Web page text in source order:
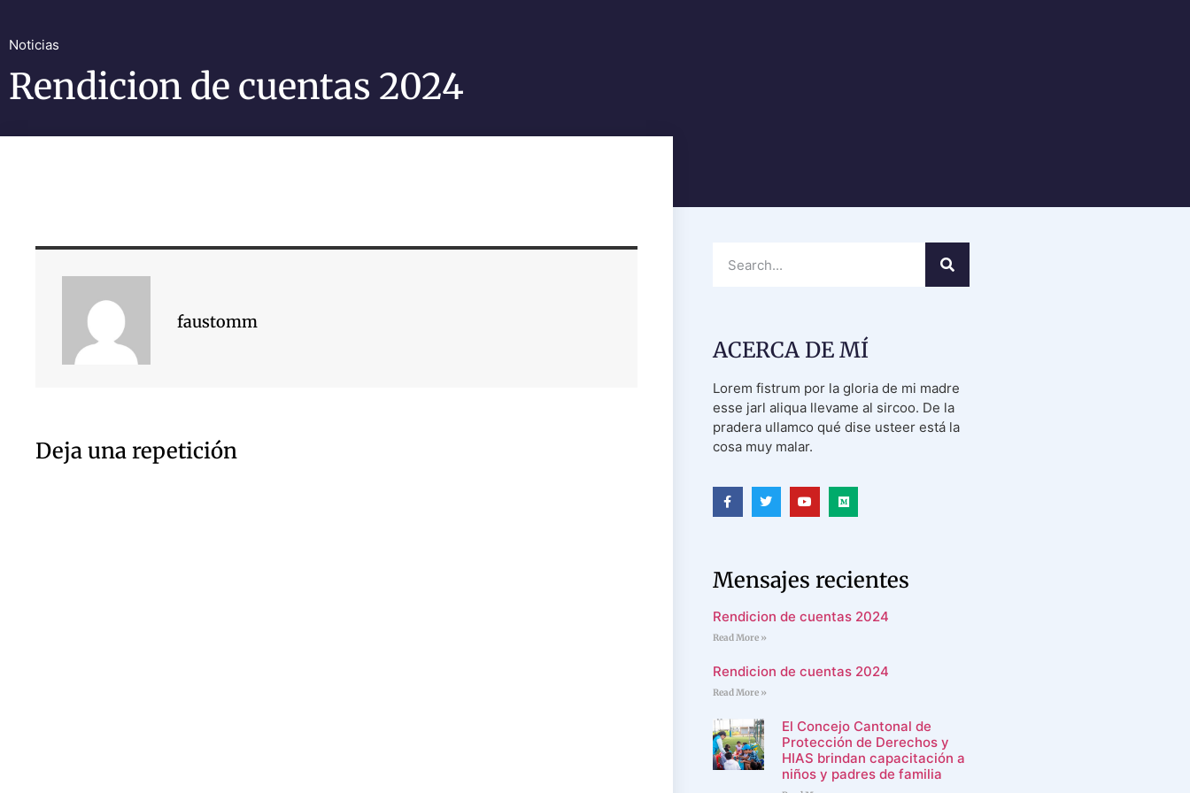
Noticias
Rendicion de cuentas 2024
faustomm
Deja una repetición
ACERCA DE MÍ
Lorem fistrum por la gloria de mi madre
esse jarl aliqua llevame al sircoo. De la
pradera ullamco qué dise usteer está la
cosa muy malar.
Mensajes recientes
Rendicion de cuentas 2024
Read More »
Rendicion de cuentas 2024
Read More »
El Concejo Cantonal de
Protección de Derechos y
HIAS brindan capacitación a
niños y padres de familia